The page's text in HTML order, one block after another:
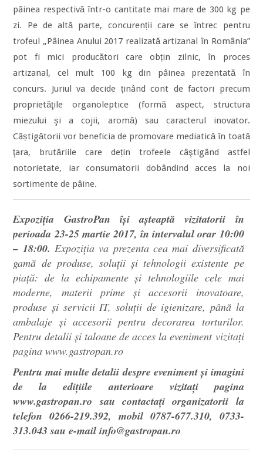
pâinea respectivă într-o cantitate mai mare de 300 kg pe
zi. Pe de altă parte, concurenții care se întrec pentru
trofeul „Pâinea Anului 2017 realizată artizanal în România”
pot fi mici producători care obțin zilnic, în proces
artizanal, cel mult 100 kg din pâinea prezentată în
concurs. Juriul va decide ținând cont de factori precum
proprietăţile organoleptice (formă aspect, structura
miezului şi a cojii, aromă) sau caracterul inovator.
Câștigătorii vor beneficia de promovare mediatică în toată
ţara, brutăriile care dețin trofeele câştigând astfel
notorietate, iar consumatorii dobândind acces la noi
sortimente de pâine.
Expoziţia GastroPan îşi aşteaptă vizitatorii în
perioada 23-25 martie 2017, în intervalul orar 10:00
– 18:00. Expoziția va prezenta cea mai diversificată
gamă de produse, soluții și tehnologii existente pe
piață: de la echipamente și tehnologiile cele mai
moderne, materii prime și accesorii inovatoare,
produse și servicii IT, soluții de igienizare, până la
ambalaje și accesorii pentru decorarea torturilor.
Pentru detalii şi taloane de acces la eveniment vizitaţi
pagina www.gastropan.ro
Pentru mai multe detalii despre eveniment și imagini
de la edițiile anterioare vizitați pagina
www.gastropan.ro sau contactaţi organizatorii la
telefon 0266-219.392, mobil 0787-677.310, 0733-
313.043 sau e-mail info@gastropan.ro